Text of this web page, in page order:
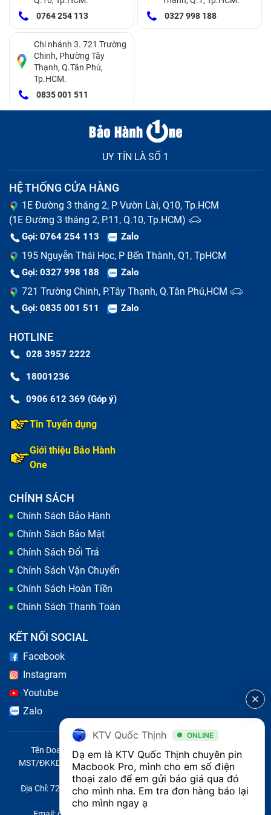
là cần thiết để đảm bảo an toàn cho bạn và máy tính
của bạn.
Sạc không đầy: sự cố khi kết nối nguồn điện
Nếu bạn gặp sự cố khi sạc pin hoặc kết nối nguồn
Retina 2012. Việc thay pin có thể khắc phục tình trạng
này và đảm bảo bạn có thể sử dụng liên tục Macbook
Bảo Hành One - Địa điểm thay pin
MacBook Pro Retina 2012 tốt nhất
hàng tin dùng
Bảo Hành One đã có hơn 10 năm hoạt động trong lĩnh
đảm bảo bạn sẽ được phục vụ bởi đội ngũ chuyên
nghiệp, giàu kinh nghiệm và luôn sẵn sàng đáp ứng
mọi nhu cầu của bạn.
Sử dụng pin chính hãng, chất lượng
Bảo Hành Onesử dụng cácpin Macbookchất lượng
cao, đảm bảo hiệu suất tốt và an toàn cho MacBook
Pro Retina 2012 của bạn. Pin mới sẽ mang đến cho
bạn thời gian sử dụng dài hơn và hiệu suất tốt hơn,
0764 254 113
0327 998 188
Chi nhánh 3. 721 Trường
Chinh, Phường Tây
Thạnh, Q.Tân Phú,
Tp.HCM.
0835 001 511
UY TÍN LÀ SỐ 1
HỆ THỐNG CỬA HÀNG
1E Đường 3 tháng 2, P Vườn Lài, Q10, Tp.HCM
(1E Đường 3 tháng 2, P.11, Q.10, Tp.HCM)
Gọi: 0764 254 113 Zalo
195 Nguyễn Thái Học, P Bến Thành, Q1, TpHCM
Gọi: 0327 998 188 Zalo
721 Trường Chinh, P.Tây Thạnh, Q.Tân Phú,HCM
Gọi: 0835 001 511 Zalo
HOTLINE
028 3957 2222
18001236
0906 612 369 (Góp ý)
Tin Tuyển dụng
Giới thiệu Bảo Hành
One
CHÍNH SÁCH
Chính Sách Bảo Hành
Chính Sách Bảo Mật
Chính Sách Đổi Trả
Chính Sách Vận Chuyển
Chính Sách Hoàn Tiền
Chính Sách Thanh Toán
KẾT NỐI SOCIAL
Facebook
Instagram
Youtube
Zalo
Tên Doanh Nghiệp: CÔNG TY TNHH CITY ONE VIỆT NAM
MST/ĐKKD/QĐTL: 0316569346 do sở KHĐT TP.HCM cấp ngày
14/04/2023
Địa Chỉ: 721 Trường Chinh, Phường Tây Thạnh, Quận Tân Phú,
Thành phố Hồ Chí Minh, Việt Nam
KTV Quốc Thịnh ONLINE
Dạ em là KTV Quốc Thịnh chuyên pin
Macbook Pro, mình cho em số điện
thoại zalo để em gửi báo giá qua đó
cho mình nha. Em tra đơn hàng báo lại
cho mình ngay ạ